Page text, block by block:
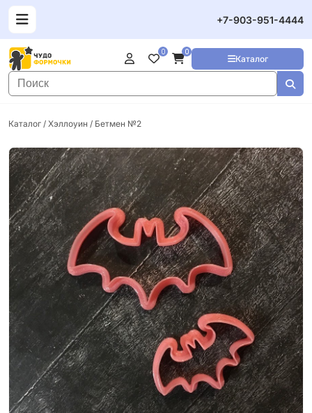
+7-903-951-4444
Каталог
0 0
Каталог / Хэллоуин / Бетмен №2